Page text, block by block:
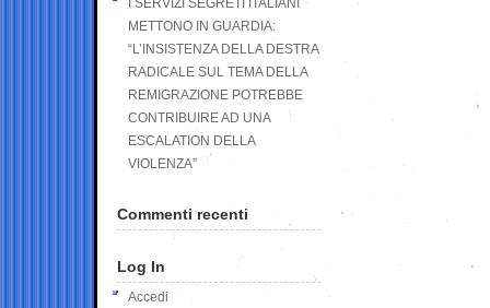
I SERVIZI SEGRETI ITALIANI
METTONO IN GUARDIA:
“L’INSISTENZA DELLA DESTRA
RADICALE SUL TEMA DELLA
REMIGRAZIONE POTREBBE
CONTRIBUIRE AD UNA
ESCALATION DELLA
VIOLENZA”
Commenti recenti
Log In
Accedi